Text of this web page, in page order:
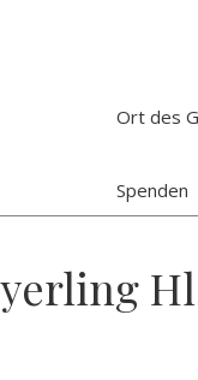
Ort des
Spenden